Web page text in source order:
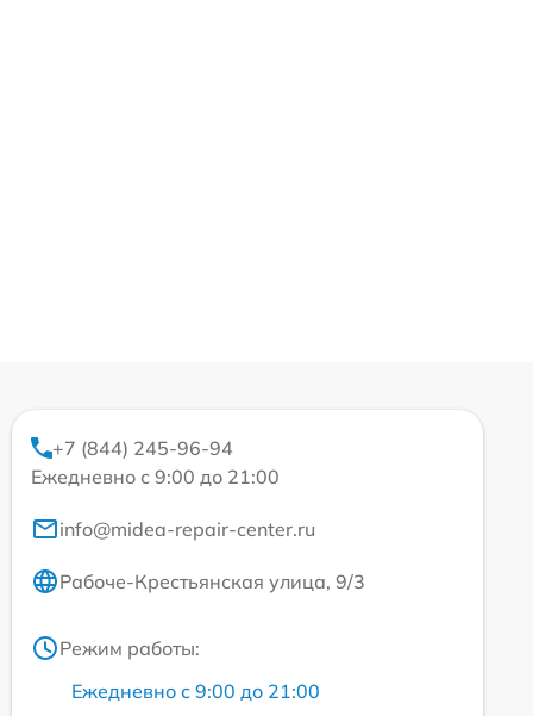
+7 (844) 245-96-94
Ежедневно с 9:00 до 21:00
info@midea-repair-center.ru
Рабоче-Крестьянская улица, 9/3
Режим работы:
Ежедневно с 9:00 до 21:00